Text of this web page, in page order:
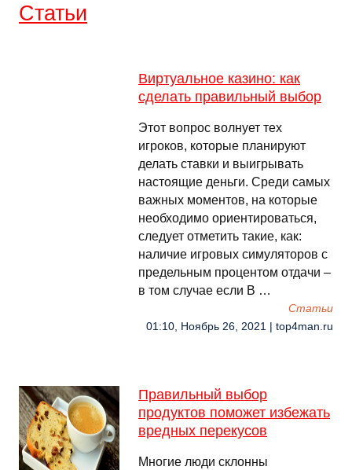
Cтатьи
Виртуальное казино: как
сделать правильный выбор
Этот вопрос волнует тех
игроков, которые планируют
делать ставки и выигрывать
настоящие деньги. Среди самых
важных моментов, на которые
необходимо ориентироваться,
следует отметить такие, как:
наличие игровых симуляторов с
предельным процентом отдачи –
в том случае если В …
Cтатьи
01:10, Ноябрь 26, 2021 | top4man.ru
Правильный выбор
продуктов поможет избежать
вредных перекусов
Многие люди склонны